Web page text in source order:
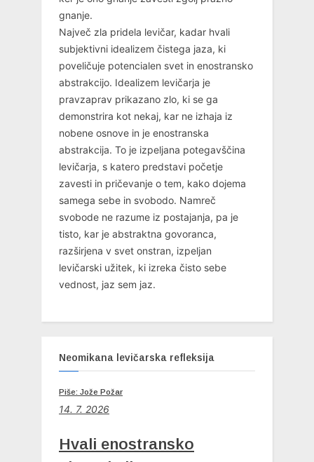
gnanje.
Največ zla pridela levičar, kadar hvali
subjektivni idealizem čistega jaza, ki
poveličuje potencialen svet in enostransko
abstrakcijo. Idealizem levičarja je
pravzaprav prikazano zlo, ki se ga
demonstrira kot nekaj, kar ne izhaja iz
nobene osnove in je enostranska
abstrakcija. To je izpeljana potegavščina
levičarja, s katero predstavi početje
zavesti in pričevanje o tem, kako dojema
samega sebe in svobodo. Namreč
svobode ne razume iz postajanja, pa je
tisto, kar je abstraktna govoranca,
razširjena v svet onstran, izpeljan
levičarski užitek, ki izreka čisto sebe
vednost, jaz sem jaz.
Neomikana levičarska refleksija
Piše: Jože Požar
14. 7. 2026
Hvali enostransko